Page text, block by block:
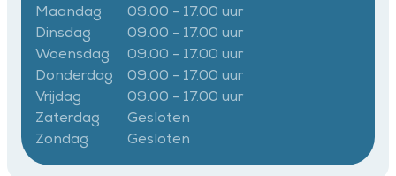
Maandag
Dinsdag
Woensdag
Donderdag
Vrijdag
Zaterdag
Zondag
09.00 - 17.00 uur
09.00 - 17.00 uur
09.00 - 17.00 uur
09.00 - 17.00 uur
09.00 - 17.00 uur
Gesloten
Gesloten